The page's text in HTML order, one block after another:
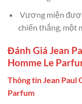
Vương miện
chiến thắng, một
Đánh Giá Jean
Homme Le
Thông tin Jean Paul
Parfum